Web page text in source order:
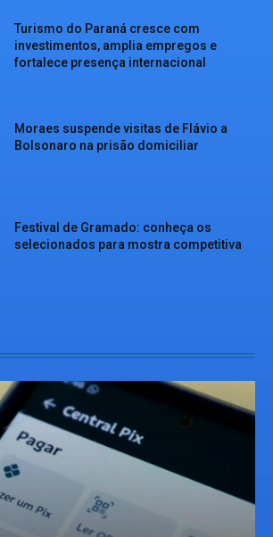
Turismo do Paraná cresce com
investimentos, amplia empregos e
fortalece presença internacional
Moraes suspende visitas de Flávio a
Bolsonaro na prisão domiciliar
Festival de Gramado: conheça os
selecionados para mostra competitiva